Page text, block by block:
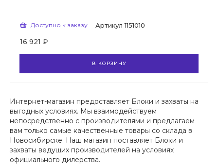
Доступно к заказу Артикул 1151010
16 921 ₽
В КОРЗИНУ
Интернет-магазин предоставляет Блоки и захваты на
выгодных условиях. Мы взаимодействуем
непосредственно с производителями и предлагаем
вам только самые качественные товары со склада в
Новосибирске. Наш магазин поставляет Блоки и
захваты ведущих производителей на условиях
официального дилерства.